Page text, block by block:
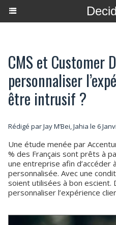
CMS et Customer
personnaliser
être intrusif ?
Rédigé par Jay M’Bei, Jahia le 6
Une étude menée par
% des Français sont prêts à
une entreprise afin d’accéder
personnalisée. Avec une
soient utilisées à bon escient.
personnaliser l’expérience